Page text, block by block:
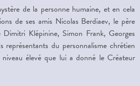
de la personne humaine, et en cela
de ses amis Nicolas Berdiaev, le père
Dimitri Klépinine, Simon Frank, Georges
du personnalisme chrétien
élevé que lui a donné le Créateur